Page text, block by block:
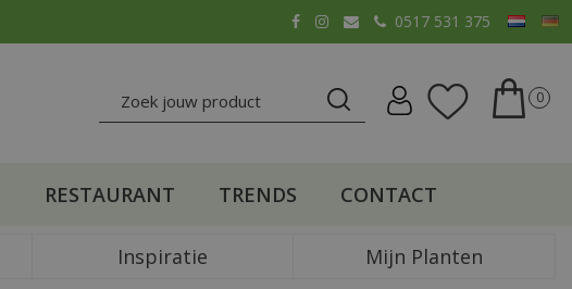
0517 531 375
RESTAURANT TRENDS CONTACT
Inspiratie Mijn Planten